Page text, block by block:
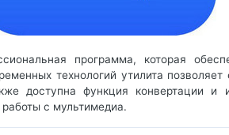
программа, которая
технологий утилита
доступна функция конвертации и
с мультимедиа.